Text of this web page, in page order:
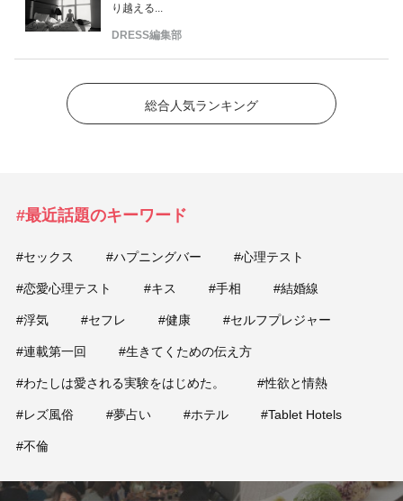
り越える...
DRESS編集部
総合人気ランキング
#最近話題のキーワード
#セックス #ハプニングバー #心理テスト
#恋愛心理テスト #キス #手相 #結婚線
#浮気 #セフレ #健康 #セルフプレジャー
#連載第一回 #生きてくための伝え方
#わたしは愛される実験をはじめた。 #性欲と情熱
#レズ風俗 #夢占い #ホテル #Tablet Hotels
#不倫